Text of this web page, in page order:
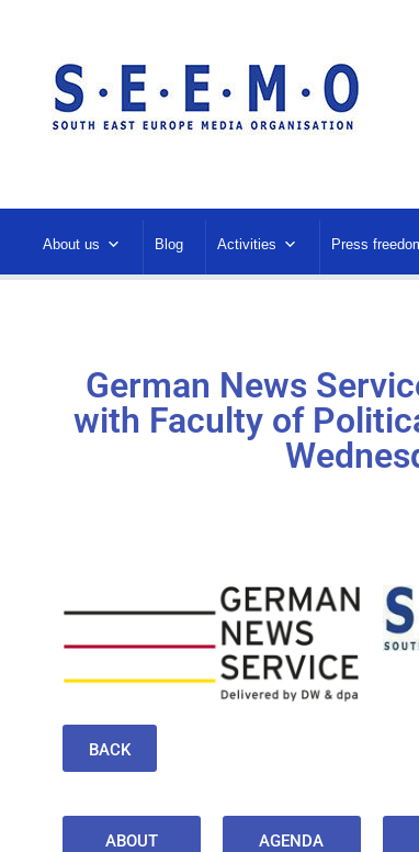
About us Blog Activities Press
German News
with Faculty of
BACK
ABOUT AGENDA